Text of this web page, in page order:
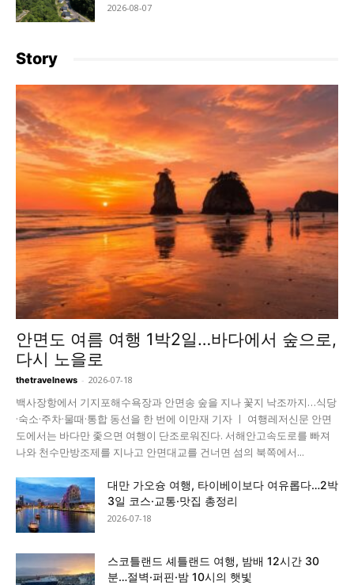
2026-08-07
Story
안면도 여름 여행 1박2일…바다에서 숲으로,
다시 노을로
thetravelnews - 2026-07-18
백사장항에서 기지포해수욕장과 안면송 숲을 지나 꽃지 낙조까지…식당
·숙소·주차·물때·통합 동선을 한 번에 이만재 기자 ㅣ 여행레저신문 안면
도에서는 바다만 좇으면 여행이 단조로워진다. 서해안고속도로를 빠져
나와 천수만방조제를 지나고 안면대교를 건너면 섬의 북쪽에서...
대만 가오슝 여행, 타이베이보다 여유롭다…2박
3일 코스·교통·맛집 총정리
2026-07-18
스코틀랜드 셰틀랜드 여행, 밤배 12시간 30
분…절벽·퍼핀·밤 10시의 햇빛